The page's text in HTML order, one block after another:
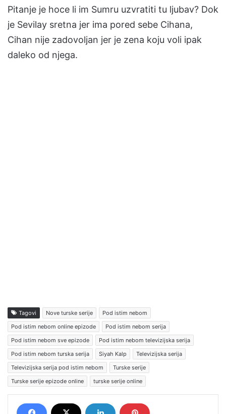
Pitanje je hoce li im Sumru uzvratiti tu ljubav? Dok
je Sevilay sretna jer ima pored sebe Cihana,
Cihan nije zadovoljan jer je zena koju voli ipak
daleko od njega.
Tagovi Nove turske serije
Pod istim nebom
Pod istim nebom online epizode
Pod istim nebom serija
Pod istim nebom sve epizode
Pod istim nebom televizijska serija
Pod istim nebom turska serija
Siyah Kalp
Televizijska serija
Televizijska serija pod istim nebom
Turske serije
Turske serije epizode online
turske serije online